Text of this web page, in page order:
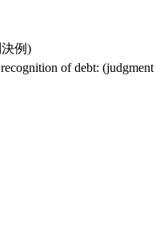
例)
of debt: (judgment